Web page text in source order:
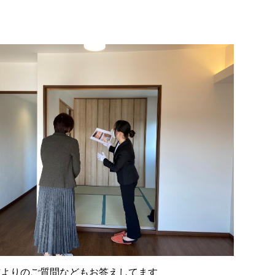
りのご質問などもお答えしてます